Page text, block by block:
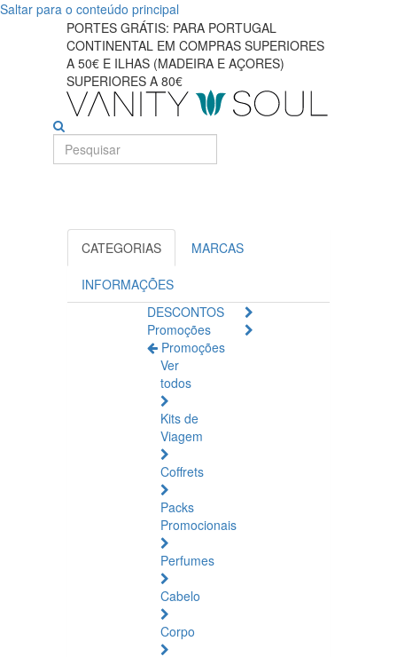
Saltar para o conteúdo principal
Descubra
melhores
materiais
para
bebês
PORTES GRÁTIS: PARA PORTUGAL
CONTINENTAL EM COMPRAS SUPERIORES
A 50€ E ILHAS (MADEIRA E AÇORES)
SUPERIORES A 80€
CATEGORIAS MARCAS
INFORMAÇÕES
DESCONTOS
Promoções
Promoções
Ver
todos
Kits de
Viagem
Coffrets
Packs
Promocionais
Perfumes
Cabelo
Corpo